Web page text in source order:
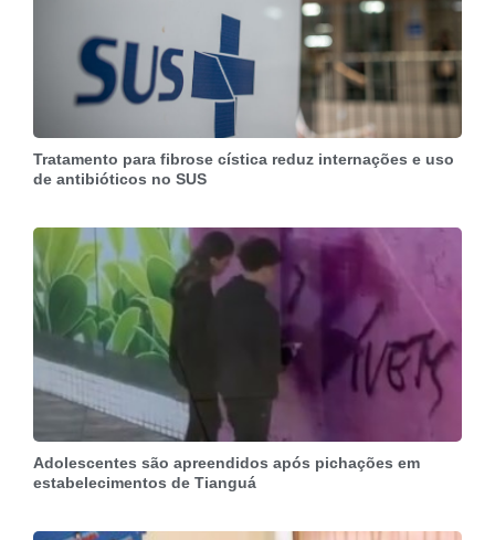
Tratamento para fibrose cística reduz internações e uso
de antibióticos no SUS
Adolescentes são apreendidos após pichações em
estabelecimentos de Tianguá